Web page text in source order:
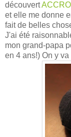
découvert
et elle me donne
fait de belles
J'ai été
mon grand-papa
en 4 ans!) On y